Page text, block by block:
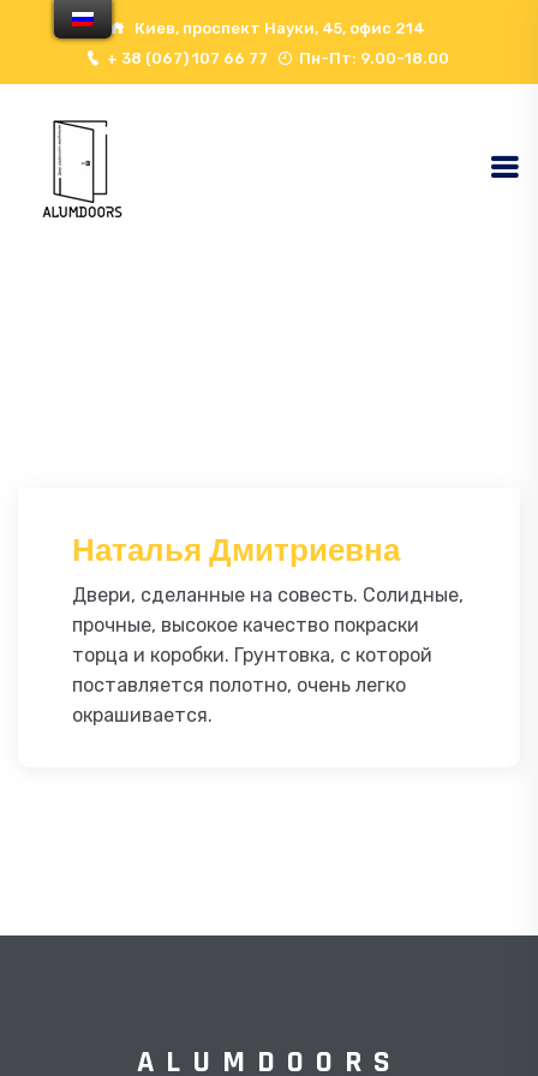
Киев, проспект Науки, 45, офис 214
+ 38 (067) 107 66 77
Пн-Пт: 9.00-18.00
Наталья Дмитриевна
Двери, сделанные на совесть. Солидные,
прочные, высокое качество покраски
торца и коробки. Грунтовка, с которой
поставляется полотно, очень легко
окрашивается.
ALUMDOORS